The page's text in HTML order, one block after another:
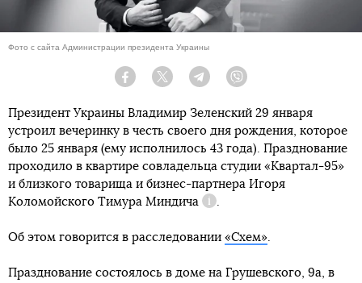
Фото с сайта Администрации президента Украины
Facebook Twitter Telegram
Президент Украины Владимир Зеленский 29 января
устроил вечеринку в честь своего дня рождения, которое
было 25 января (ему исполнилось 43 года). Празднование
проходило в квартире совладельца студии «Квартал-95»
и близкого товарища и бизнес-партнера Игоря
Коломойского Тимура Миндича
Справка
Об этом говорится в расследовании «Схем»
Празднование состоялось в доме на Грушевского, 9а, в